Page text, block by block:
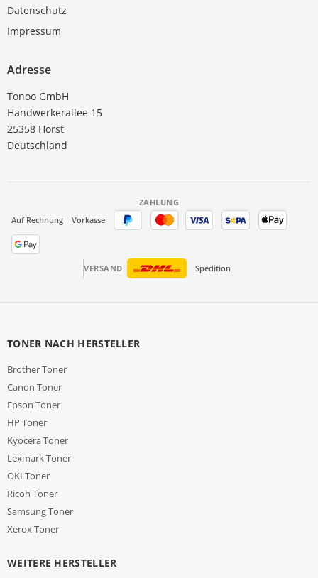
Datenschutz
Impressum
Adresse
Tonoo GmbH
Handwerkerallee 15
25358 Horst
Deutschland
ZAHLUNG
Auf Rechnung
Vorkasse
VERSAND Spedition
TONER NACH HERSTELLER
Brother Toner
Canon Toner
Epson Toner
HP Toner
Kyocera Toner
Lexmark Toner
OKI Toner
Ricoh Toner
Samsung Toner
Xerox Toner
WEITERE HERSTELLER